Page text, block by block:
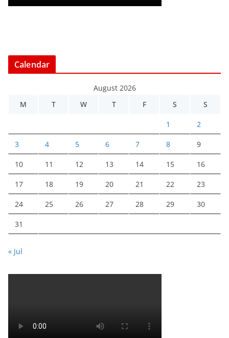
Calendar
August 2026
M
T W T F S S
1 2
3 4 5 6 7 8 9
10 11 12 13 14 15 16
17 18 19 20 21 22 23
24 25 26 27 28 29 30
31
« Jul